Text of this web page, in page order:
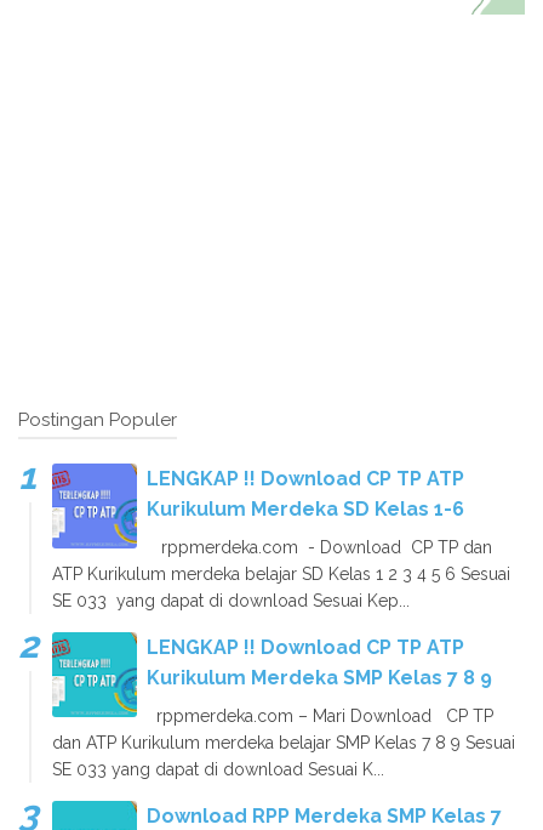
Postingan Populer
LENGKAP !! Download CP TP ATP
Kurikulum Merdeka SD Kelas 1-6
rppmerdeka.com - Download CP TP dan
ATP Kurikulum merdeka belajar SD Kelas 1 2 3 4 5 6 Sesuai
SE 033 yang dapat di download Sesuai Kep...
LENGKAP !! Download CP TP ATP
Kurikulum Merdeka SMP Kelas 7 8 9
rppmerdeka.com – Mari Download CP TP
dan ATP Kurikulum merdeka belajar SMP Kelas 7 8 9 Sesuai
SE 033 yang dapat di download Sesuai K...
Download RPP Merdeka SMP Kelas 7